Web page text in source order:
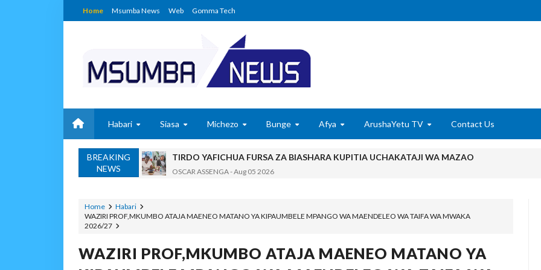
Home Msumba News Web Gomma Tech
Habari Siasa Michezo Bunge Afya ArushaYetu TV Contact Us
BREAKING
NEWS
TIRDO YAFICHUA FURSA ZA BIASHARA KUPITIA UCHAKATAJI WA MAZAO
OSCAR ASSENGA-Aug 05 2026
BARRICK NORTH MARA YAZIDI KUBORESHA MAISHA YA WANANCHI TARIME KUPITIA
WAKULIMA, WAFUGAJI, WAVUVI WAPONGEZWA KWA KUCHANGIA UTOSHELEVU WA
MSUMBA-Aug 05 2026
Home
Habari
WAZIRI PROF,MKUMBO ATAJA MAENEO MATANO YA KIPAUMBELE MPANGO WA MAENDELEO WA TAIFA WA MWAKA
2026/27
WAZIRI PROF,MKUMBO ATAJA MAENEO MATANO YA